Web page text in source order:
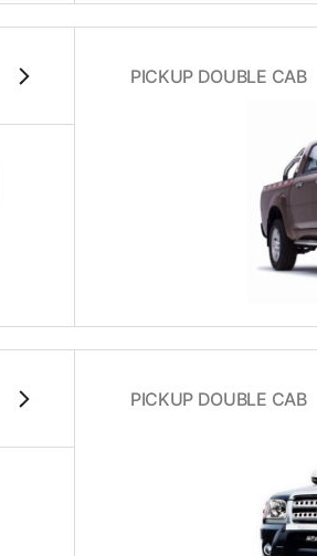
PICKUP DOUBLE CAB
PICKUP DOUBLE CAB